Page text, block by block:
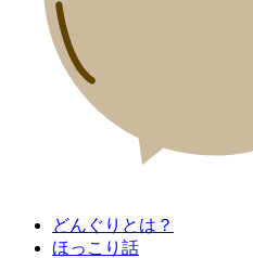
どんぐりとは？
ほっこり話